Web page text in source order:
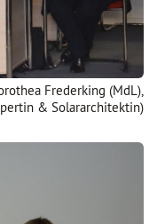
Frederking (MdL),
& Solararchitektin)